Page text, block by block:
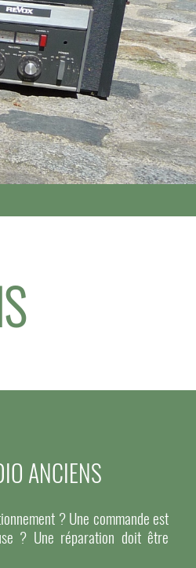
ANCIENS
? Une commande est
? Une réparation doit être